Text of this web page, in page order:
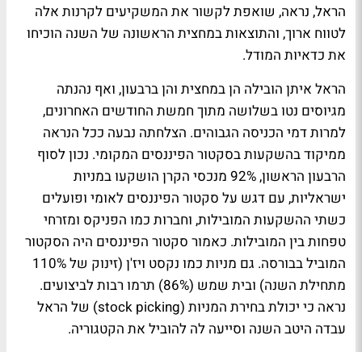
הראל, נראה, שואפת לקשור את המשקיעים לקרנות אלה
לטווח ארוך, והתוצאות במחצית הראשונה של השנה הוכיחו
את כדאיות המודל.
הראל איתן הובילה הן במחצית והן ברבעון, ואף נהנתה
מגיוסים נטו בשלושה מתוך חמשת החודשים האחרונים,
למרות דמי הכניסה הגבוהים. הצלחתה נבעה ככל הנראה
ממיקוד בהשקעות בסקטור הפיננסים המקומי. נכון לסוף
הרבעון הראשון, 92% מנכסי הקרן הושקעו במניות
ישראליות, עם דגש על סקטור הפיננסים לאומי ופועלים
כשתי ההשקעות המובילות, וחברות כמו הפניקס ומזרחי
טפחות בין המובילות. כאמור סקטור הפיננסים היה הסקטור
המוביל בבורסה. גם מניות כמו נקסט ויז'ן (זינוק של 110%
מתחילת השנה) ובית שמש (86%) תרמו רבות לביצועים.
נראה כי יכולת בחירת המניות (stock picking) של הראל
עבדה היטב השנה וסייעה לה להוביל את הקטגוריה.